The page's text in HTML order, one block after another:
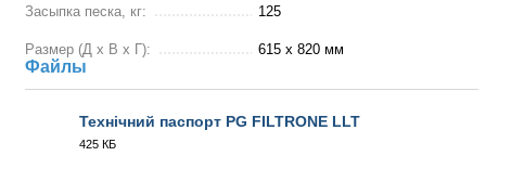
Засыпка песка, кг: 125
Размер (Д х В х Г): 615 х 820 мм
Файлы
Технічний паспорт PG FILTRONE LLT
425 КБ